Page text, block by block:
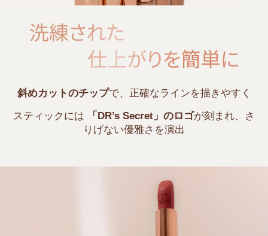
斜めカットのチップで、正確なラインを描きやすく
スティックには
「DR’s Secret」のロゴが刻まれ、さ
りげない優雅さを演出